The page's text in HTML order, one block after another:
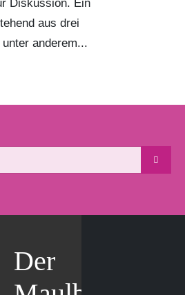
Diskussion. Ein
aus drei
anderem...
Der